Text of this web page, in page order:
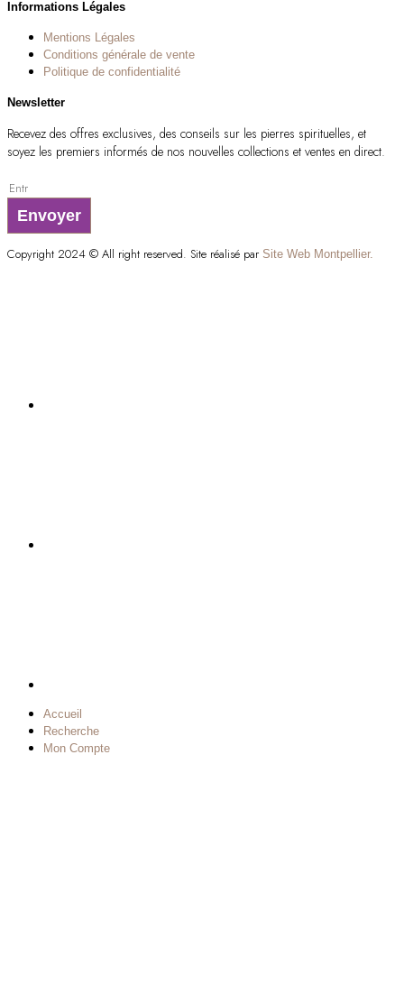
Informations Légales
Mentions Légales
Conditions générale de vente
Politique de confidentialité
Newsletter
Recevez des offres exclusives, des conseils sur les pierres spirituelles, et
soyez les premiers informés de nos nouvelles collections et ventes en direct.
Envoyer
Copyright 2024 © All right reserved. Site réalisé par Site Web Montpellier.
Accueil
Recherche
Mon Compte